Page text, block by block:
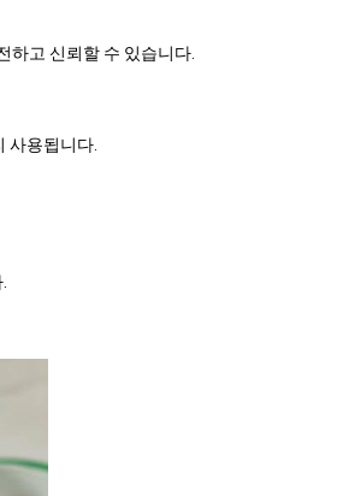
하고 신뢰할 수 있습니다.
사용됩니다.